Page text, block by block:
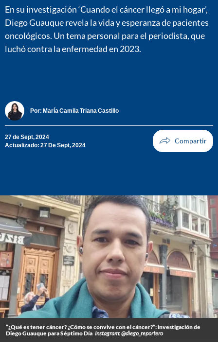
En su investigación ‘Cuando el cáncer llegó a mi hogar’,
Diego Guauque revela la vida y esperanza de pacientes
oncológicos. Un tema personal para el periodista, que
luchó contra la enfermedad en 2023.
Por: María Camila Triana Castillo
27 de Sept, 2024
Actualizado: 27 De Sept, 2024
“¿Qué es tener cáncer? ¿Cómo se convive con el cáncer?”: investigación de
Diego Guauque para Séptimo Día Instagram: @diego_reportero